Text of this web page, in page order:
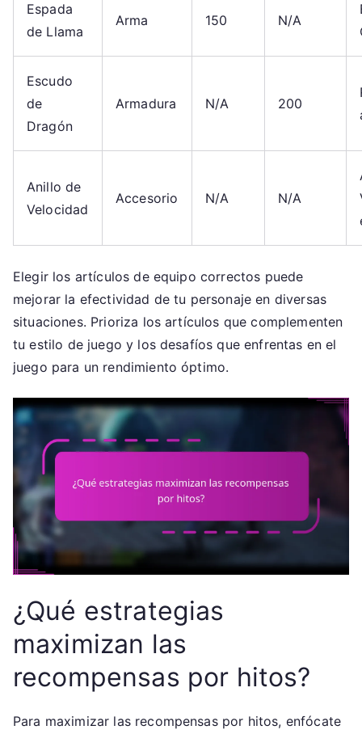
Espada
de Llama
Arma 150 N/A
Escudo
de
Dragón
Armadura N/A 200
Anillo de
Velocidad
Accesorio N/A N/A
Elegir los artículos de equipo correctos puede
mejorar la efectividad de tu personaje en diversas
situaciones. Prioriza los artículos que complementen
tu estilo de juego y los desafíos que enfrentas en el
juego para un rendimiento óptimo.
¿Qué estrategias
maximizan las
recompensas por hitos?
Para maximizar las recompensas por hitos, enfócate